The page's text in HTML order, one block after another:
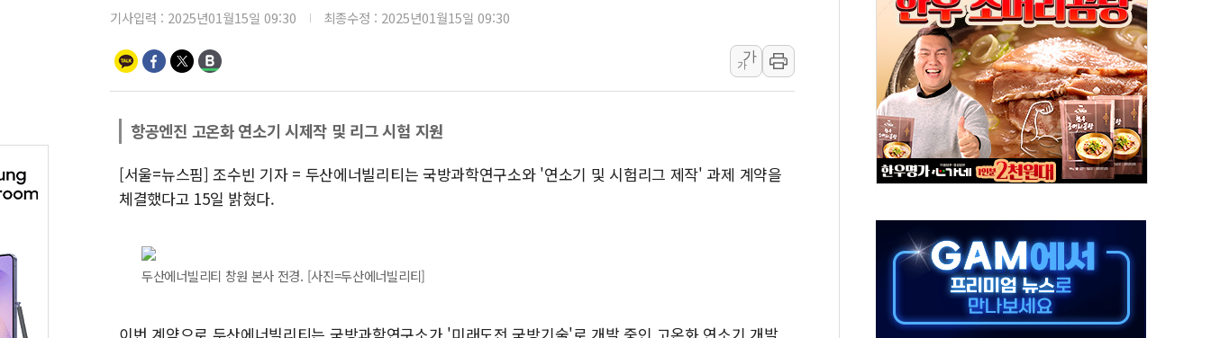
[AI MY 뉴스] 뉴욕 반도체주 프리뷰...美 고용 쇼크에 반도체주 '활짝'
뉴욕증시 프리뷰, 美 고용 쇼크에 금리 인상 우려 후퇴…나스닥 선물 1%대 상승
[종합] 美 7월 고용 2만3000명 감소 '쇼크'…9월 금리 인상 기대 후퇴
[사진] 이슬람 수니파 3개국, 공동방위협정 체결
뉴욕증시 개장 전 특징주...아틀라시안·클라우드플레어·태양광주↑ VS 트레이드데스크·웬디스↓
보훈부, 미 DPAA와 MOU… "6·25 미군 실종자 7359명 끝까지 찾겠다"
트럼프 "금리 내려야"…파월 때와 달리 워시엔 톤 낮춰
기사입력 : 2025년01월15일 09:30 최종수정 : 2025년01월15일 09:30
가
가
항공엔진 고온화 연소기 시제작 및 리그 시험 지원
[서울=뉴스핌] 조수빈 기자 = 두산에너빌리티는 국방과학연구소와 '연소기 및 시험리그 제작' 과제 계약을
체결했다고 15일 밝혔다.
두산에너빌리티 창원 본사 전경. [사진=두산에너빌리티]